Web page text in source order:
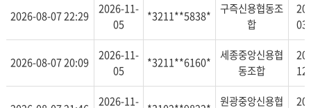
2026-08-07 22:29
2026-11-
05
*3211**5838*
구즉신용협동조
합
2026-08-07 20:09
2026-11-
05
*3211**6160*
세종중앙신용협
동조합
2026-11-
원광중앙신용협